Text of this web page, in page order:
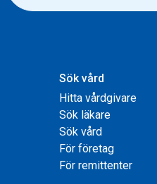
Sök vård
Hitta vårdgivare
Sök läkare
Sök vård
För företag
För remittenter